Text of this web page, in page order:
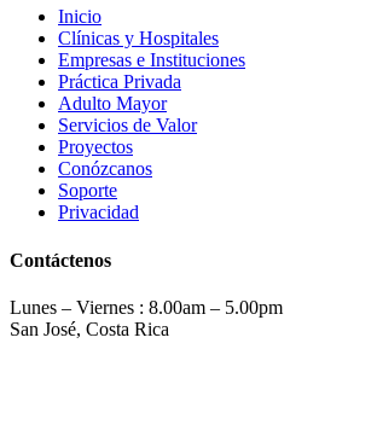
Inicio
Clínicas y Hospitales
Empresas e Instituciones
Práctica Privada
Adulto Mayor
Servicios de Valor
Proyectos
Conózcanos
Soporte
Privacidad
Contáctenos
Lunes – Viernes : 8.00am – 5.00pm
San José, Costa Rica